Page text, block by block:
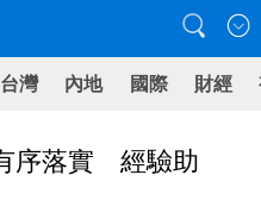
台灣 內地 國際 財經
序落實 經驗助